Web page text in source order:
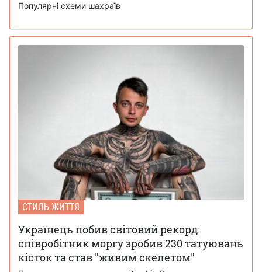
Популярні схеми шахраїв
СТИЛЬ ЖИТТЯ
Українець побив світовий рекорд:
співробітник моргу зробив 230 татуювань
кісток та став "живим скелетом"